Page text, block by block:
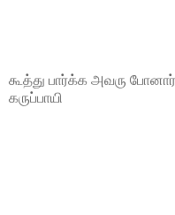
கூத்து பார்க்க அவரு
கருப்பாயி